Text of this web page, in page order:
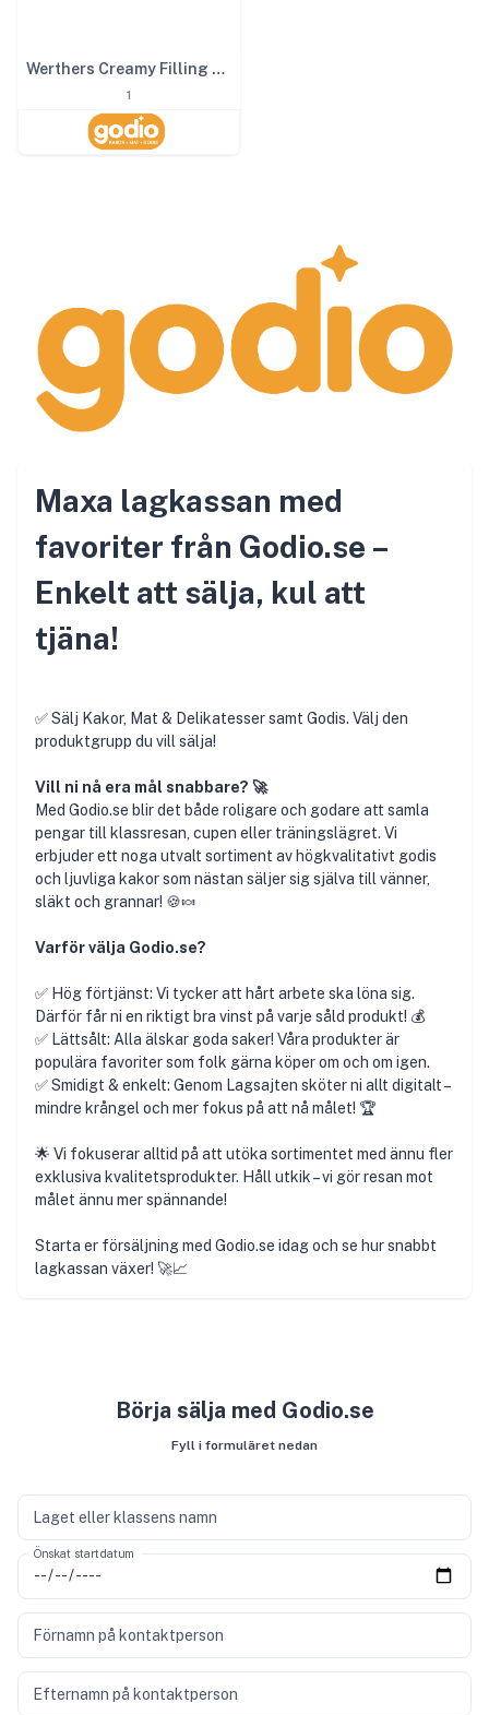
Werthers Creamy Filling 3kg
1
Maxa lagkassan med
favoriter från Godio.se –
Enkelt att sälja, kul att
tjäna!
✅ Sälj Kakor, Mat & Delikatesser samt Godis. Välj den
produktgrupp du vill sälja!
Vill ni nå era mål snabbare? 🚀
Med Godio.se blir det både roligare och godare att samla
pengar till klassresan, cupen eller träningslägret. Vi
erbjuder ett noga utvalt sortiment av högkvalitativt godis
och ljuvliga kakor som nästan säljer sig själva till vänner,
släkt och grannar! 🍪🍬
Varför välja Godio.se?
✅ Hög förtjänst: Vi tycker att hårt arbete ska löna sig.
Därför får ni en riktigt bra vinst på varje såld produkt! 💰
✅ Lättsålt: Alla älskar goda saker! Våra produkter är
populära favoriter som folk gärna köper om och om igen.
✅ Smidigt & enkelt: Genom Lagsajten sköter ni allt digitalt –
mindre krångel och mer fokus på att nå målet! 🏆
🌟 Vi fokuserar alltid på att utöka sortimentet med ännu fler
exklusiva kvalitetsprodukter. Håll utkik – vi gör resan mot
målet ännu mer spännande!
Starta er försäljning med Godio.se idag och se hur snabbt
lagkassan växer! 🚀📈
Börja sälja med Godio.se
Fyll i formuläret nedan
Laget eller klassens namn
Önskat startdatum
Förnamn på kontaktperson
Efternamn på kontaktperson